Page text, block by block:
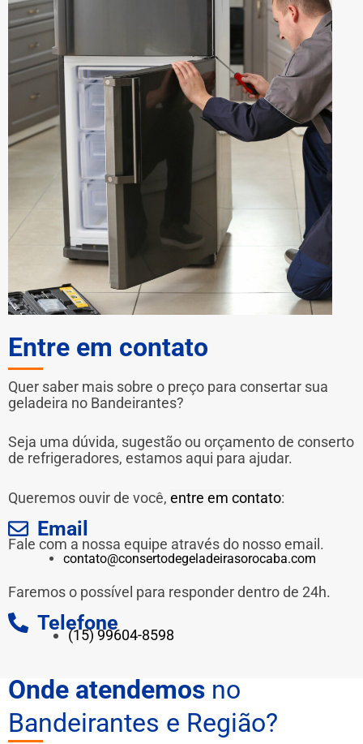
Entre em contato
Quer saber mais sobre o preço para consertar sua
geladeira no Bandeirantes?
Seja uma dúvida, sugestão ou orçamento de conserto
de refrigeradores, estamos aqui para ajudar.
Queremos ouvir de você, entre em contato:
Email
Fale com a nossa equipe através do nosso email.
contato@consertodegeladeirasorocaba.com
Faremos o possível para responder dentro de 24h.
Telefone
(15) 99604-8598
Onde atendemos no
Bandeirantes e Região?